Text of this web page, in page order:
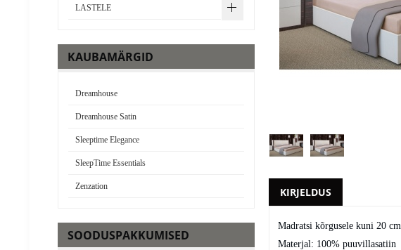
KIRJELDUS
Madratsi kõrgusele kuni 20 cm.
Materjal: 100% puuvillasatiin
LASTELE
KAUBAMÄRGID
Dreamhouse
Dreamhouse Satin
Sleeptime Elegance
SleepTime Essentials
Zenzation
SOODUSPAKKUMISED